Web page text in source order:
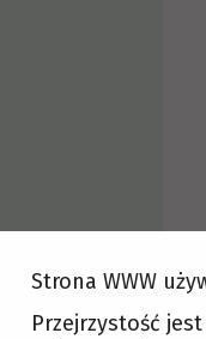
Strona WWW
Przejrzystość